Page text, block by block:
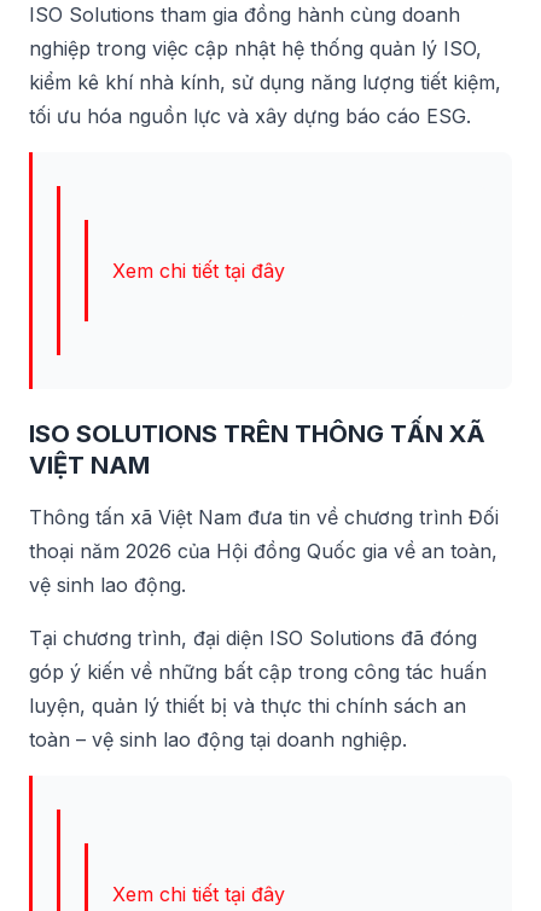
ISO Solutions tham gia đồng hành cùng doanh
nghiệp trong việc cập nhật hệ thống quản lý ISO,
kiểm kê khí nhà kính, sử dụng năng lượng tiết kiệm,
tối ưu hóa nguồn lực và xây dựng báo cáo ESG.
Xem chi tiết tại đây
ISO SOLUTIONS TRÊN THÔNG TẤN XÃ
VIỆT NAM
Thông tấn xã Việt Nam đưa tin về chương trình Đối
thoại năm 2026 của Hội đồng Quốc gia về an toàn,
vệ sinh lao động.
Tại chương trình, đại diện ISO Solutions đã đóng
góp ý kiến về những bất cập trong công tác huấn
luyện, quản lý thiết bị và thực thi chính sách an
toàn – vệ sinh lao động tại doanh nghiệp.
Xem chi tiết tại đây